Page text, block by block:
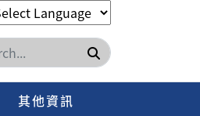
搜尋
其他資訊